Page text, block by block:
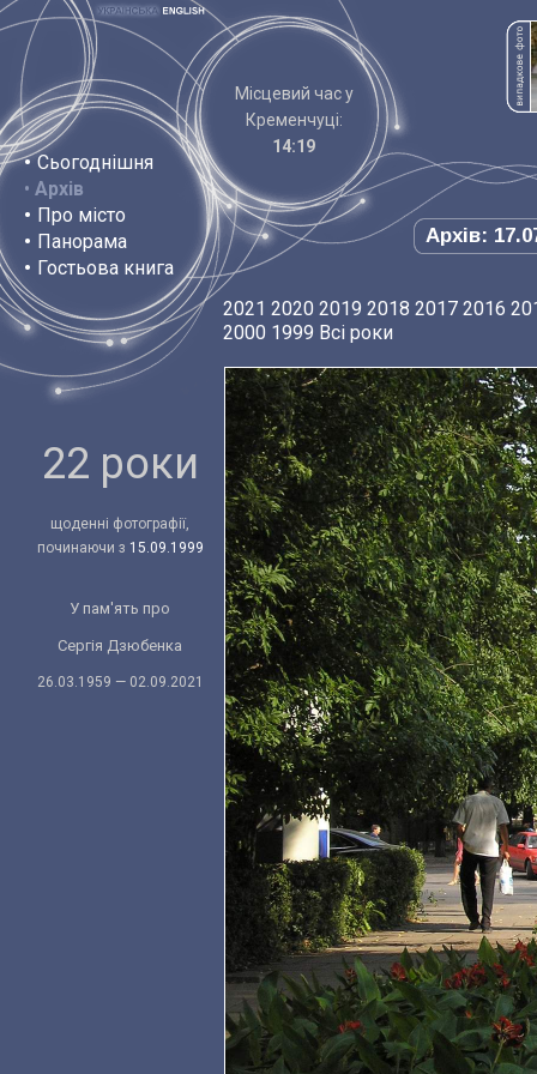
• Сьогоднішня
• Архів
• Про місто
• Панорама
• Гостьова книга
Місцевий час у
Кременчуці:
14:19
Архів:
22 роки
щоденні фотографії,
починаючи з 15.09.1999
У пам'ять про
Сергія Дзюбенка
26.03.1959 — 02.09.2021
2021 2020 2019 2018 2017 2016
2000 1999 Всі роки